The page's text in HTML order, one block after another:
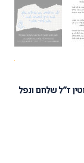
ז״ל שלחם ונפל